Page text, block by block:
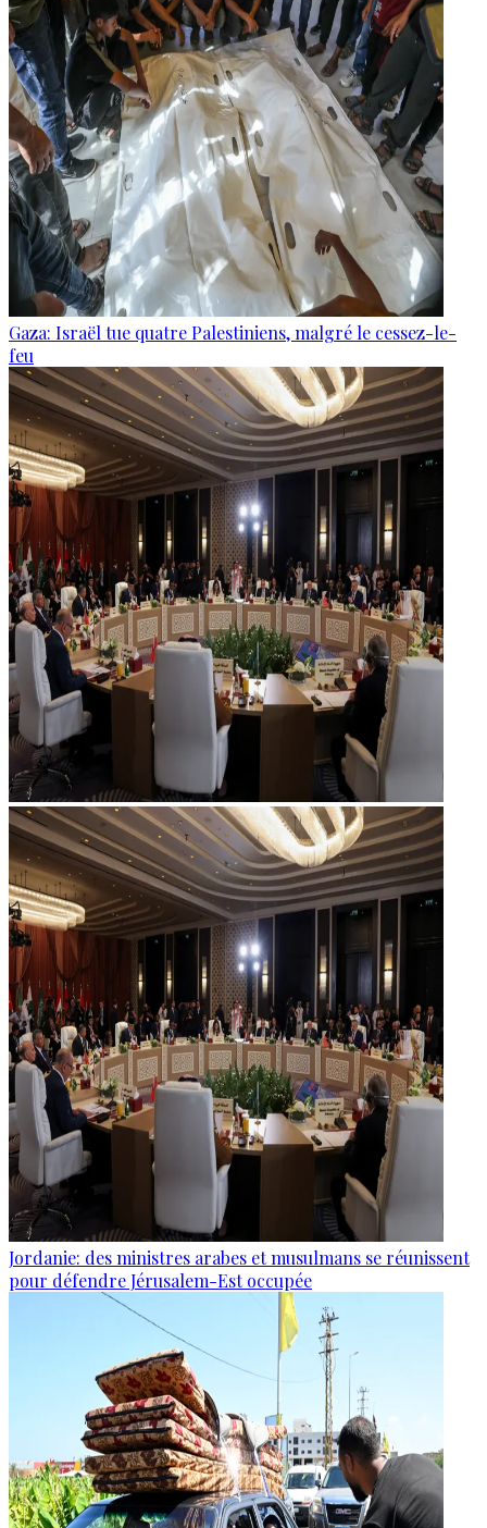
Gaza: Israël tue quatre Palestiniens, malgré le cessez-le-
feu
Jordanie: des ministres arabes et musulmans se réunissent
pour défendre Jérusalem-Est occupée